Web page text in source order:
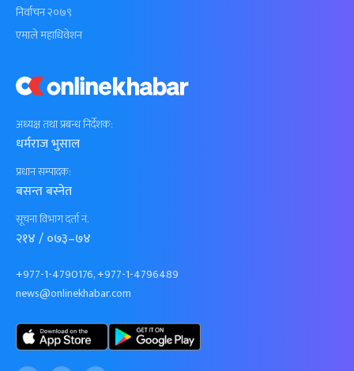
अध्यक्ष तथा प्रबन्ध निर्देशक:
धर्मराज भुसाल
प्रधान सम्पादक:
बसन्त बस्नेत
सूचना विभाग दर्ता नं.
२१४ / ०७३–७४
+977-1-4790176, +977-1-4796489
news@onlinekhabar.com
निर्वाचन २०७९
एमाले महाधिवेशन